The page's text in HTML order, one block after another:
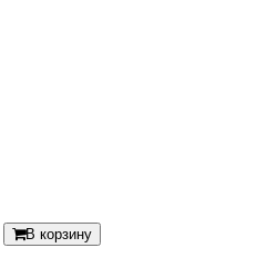
В корзину